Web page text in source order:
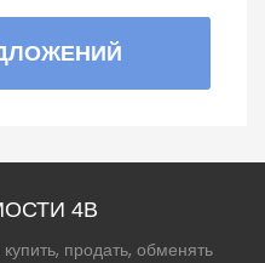
4B
продать, обменять